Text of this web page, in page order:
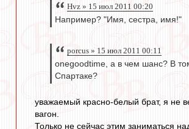
Hvz » 15 июл 2011 00:20
Например? "Имя, сестра, имя!"
porcus » 15 июл 2011 00:11
onegoodtime, а в чем шанс? В
Спартаке?
уважаемый красно-белый брат, я не
вагон.
Только не сейчас этим заниматься